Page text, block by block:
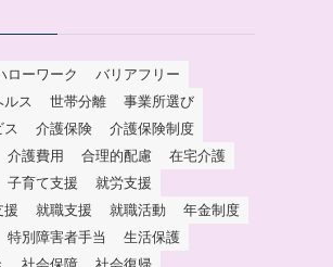
ローワーク
バリアフリー
ルス
世帯分離
事業所選び
ス
介護保険
介護保険制度
介護費用 合理的配慮
在宅介護
子育て支援
就労支援
援
就職支援 就職活動
年金制度
特別障害者手当
生活保護